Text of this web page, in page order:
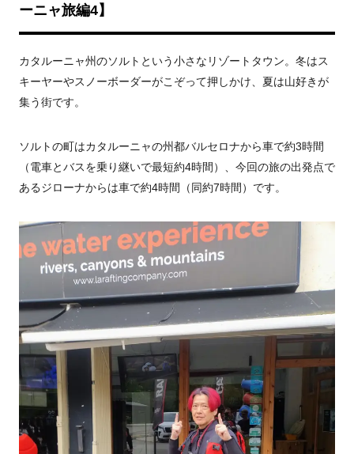
ーニャ旅編4】
カタルーニャ州のソルトという小さなリゾートタウン。冬はス
キーヤーやスノーボーダーがこぞって押しかけ、夏は山好きが
集う街です。
ソルトの町はカタルーニャの州都バルセロナから車で約3時間
（電車とバスを乗り継いで最短約4時間）、今回の旅の出発点で
あるジローナからは車で約4時間（同約7時間）です。